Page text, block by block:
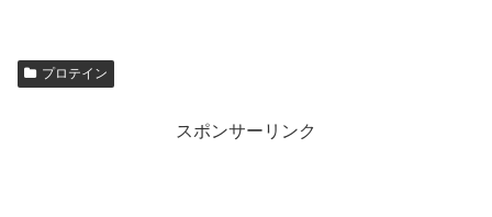
プロテイン
スポンサーリンク